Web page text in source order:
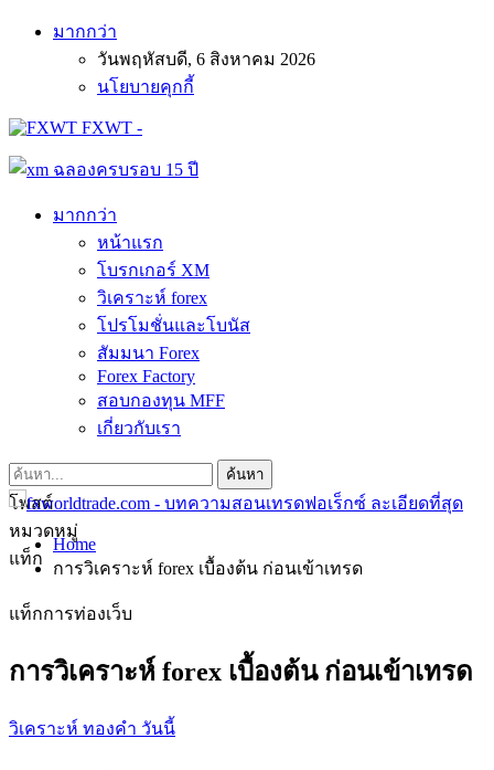
มากกว่า
วันพฤหัสบดี, 6 สิงหาคม 2026
นโยบายคุกกี้
FXWT -
มากกว่า
หน้าแรก
โบรกเกอร์ XM
วิเคราะห์ forex
โปรโมชั่นและโบนัส
สัมมนา Forex
Forex Factory
สอบกองทุน MFF
เกี่ยวกับเรา
โพสต์
หมวดหมู่
แท็ก
Home
การวิเคราะห์ forex เบื้องต้น ก่อนเข้าเทรด
แท็กการท่องเว็บ
การวิเคราะห์ forex เบื้องต้น ก่อนเข้าเทรด
วิเคราะห์ ทองคำ วันนี้